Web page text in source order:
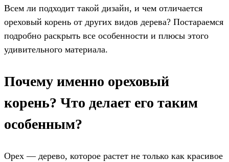
Всем ли подходит такой дизайн, и чем отличается
ореховый корень от других видов дерева? Постараемся
подробно раскрыть все особенности и плюсы этого
удивительного материала.
Почему именно ореховый
корень? Что делает его таким
особенным?
Орех — дерево, которое растет не только как красивое